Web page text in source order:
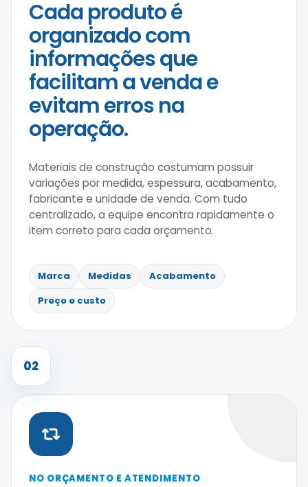
Cada produto é
organizado com
informações que
facilitam a venda e
evitam erros na
operação.
Materiais de construção costumam possuir
variações por medida, espessura, acabamento,
fabricante e unidade de venda. Com tudo
centralizado, a equipe encontra rapidamente o
item correto para cada orçamento.
Marca Medidas
Acabamento
Preço e custo
02
NO ORÇAMENTO E ATENDIMENTO